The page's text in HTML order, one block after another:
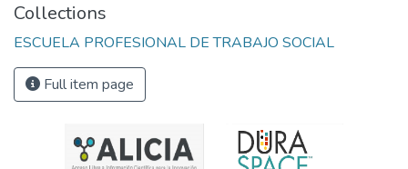
Collections
ESCUELA PROFESIONAL DE TRABAJO SOCIAL
Full item page